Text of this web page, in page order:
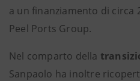
a un finanziamento di circa
Peel Ports Group.
Nel comparto della
Sanpaolo ha inoltre